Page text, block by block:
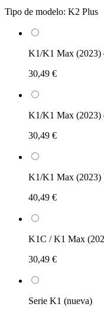
Tipo de modelo: K2 Plus
K1/K1 Max (2023)
30,49 €
K1/K1 Max (2023)
30,49 €
K1/K1 Max (2023)
40,49 €
K1C / K1 Max
30,49 €
Serie K1 (nueva)